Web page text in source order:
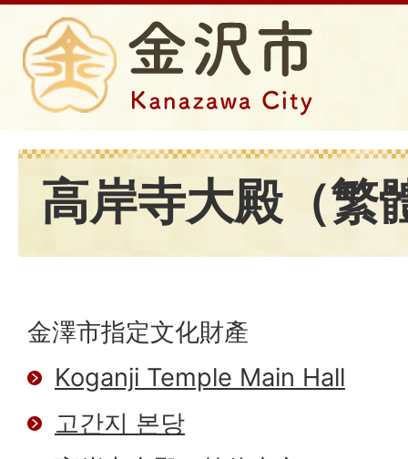
高岸寺大殿（繁
金澤市指定文化財產
Koganji Temple Main Hall
고간지 본당